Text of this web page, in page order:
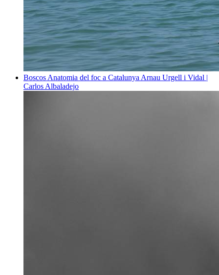
Boscos Anatomia del foc a Catalunya Arnau Urgell i Vidal |
Carlos Albaladejo